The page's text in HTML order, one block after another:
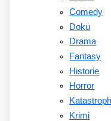
Comedy
Doku
Drama
Fantasy
Historie
Horror
Krimi